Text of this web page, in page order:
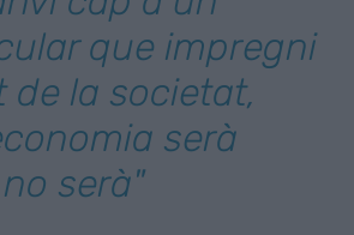
que impregni
de la societat,
serà
serà"